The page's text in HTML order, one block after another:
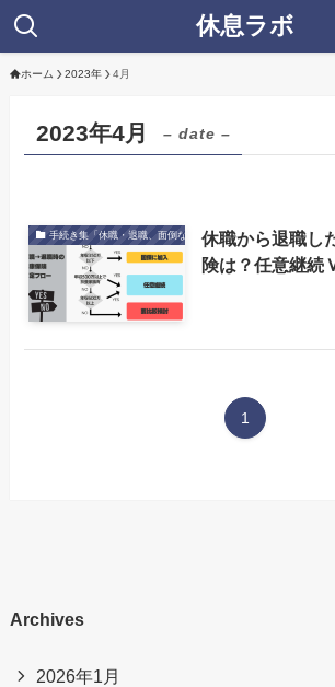
休息ラボ
ホーム 2023年 4月
2023年4月 – date –
手続き集「休職・退職、面倒な保険・行政」休職から退職し
険は？任意継続
1
Archives
2026年1月